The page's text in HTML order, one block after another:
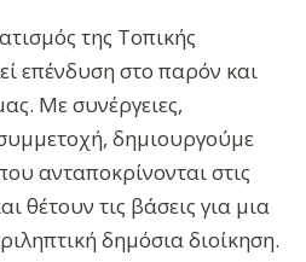
της Τοπικής
επένδυση στο παρόν και
Με συνέργειες,
δημιουργούμε
ανταποκρίνονται στις
θέτουν τις βάσεις για μια
δημόσια διοίκηση.